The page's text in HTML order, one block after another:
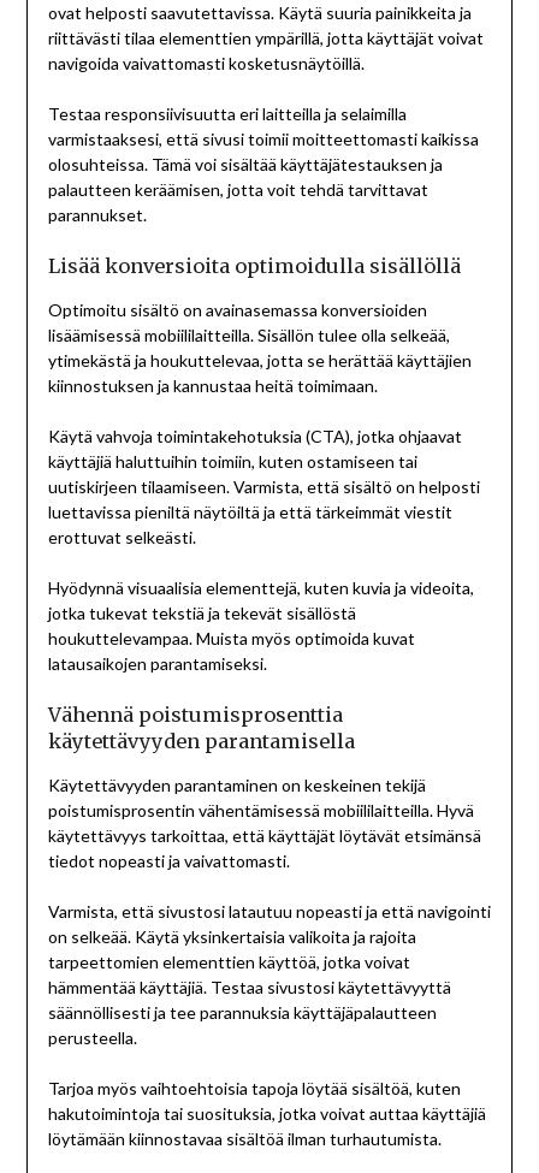
ovat helposti saavutettavissa. Käytä suuria painikkeita ja
riittävästi tilaa elementtien ympärillä, jotta käyttäjät voivat
navigoida vaivattomasti kosketusnäytöillä.
Testaa responsiivisuutta eri laitteilla ja selaimilla
varmistaaksesi, että sivusi toimii moitteettomasti kaikissa
olosuhteissa. Tämä voi sisältää käyttäjätestauksen ja
palautteen keräämisen, jotta voit tehdä tarvittavat
parannukset.
Lisää konversioita optimoidulla sisällöllä
Optimoitu sisältö on avainasemassa konversioiden
lisäämisessä mobiililaitteilla. Sisällön tulee olla selkeää,
ytimekästä ja houkuttelevaa, jotta se herättää käyttäjien
kiinnostuksen ja kannustaa heitä toimimaan.
Käytä vahvoja toimintakehotuksia (CTA), jotka ohjaavat
käyttäjiä haluttuihin toimiin, kuten ostamiseen tai
uutiskirjeen tilaamiseen. Varmista, että sisältö on helposti
luettavissa pieniltä näytöiltä ja että tärkeimmät viestit
erottuvat selkeästi.
Hyödynnä visuaalisia elementtejä, kuten kuvia ja videoita,
jotka tukevat tekstiä ja tekevät sisällöstä
houkuttelevampaa. Muista myös optimoida kuvat
latausaikojen parantamiseksi.
Vähennä poistumisprosenttia
käytettävyyden parantamisella
Käytettävyyden parantaminen on keskeinen tekijä
poistumisprosentin vähentämisessä mobiililaitteilla. Hyvä
käytettävyys tarkoittaa, että käyttäjät löytävät etsimänsä
tiedot nopeasti ja vaivattomasti.
Varmista, että sivustosi latautuu nopeasti ja että navigointi
on selkeää. Käytä yksinkertaisia valikoita ja rajoita
tarpeettomien elementtien käyttöä, jotka voivat
hämmentää käyttäjiä. Testaa sivustosi käytettävyyttä
säännöllisesti ja tee parannuksia käyttäjäpalautteen
perusteella.
Tarjoa myös vaihtoehtoisia tapoja löytää sisältöä, kuten
hakutoimintoja tai suosituksia, jotka voivat auttaa käyttäjiä
löytämään kiinnostavaa sisältöä ilman turhautumista.